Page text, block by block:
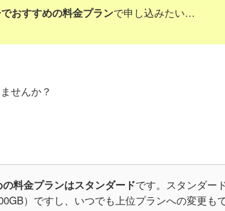
おすすめの料金プランで申し込みたい…
せんか？
の料金プランはスタンダードです。スタンダー
）ですし、いつでも上位プランへの変更も